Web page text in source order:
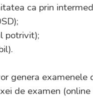
ca prin
potrivit);
genera
de examen